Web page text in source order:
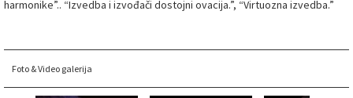
harmonike”.. “Izvedba i izvođači dostojni ovacija.”, “Virtuozna izvedba.”
Foto & Video galerija